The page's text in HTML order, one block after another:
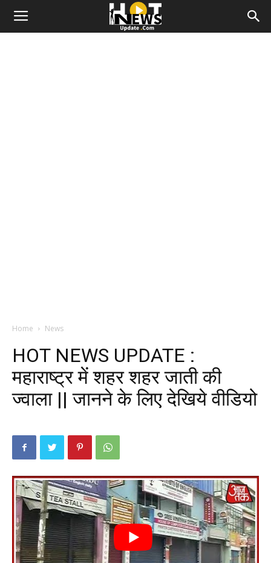
Home News
HOT NEWS UPDATE :
महाराष्ट्र में शहर शहर जाती की
ज्वाला || जानने के लिए देखिये वीडियो